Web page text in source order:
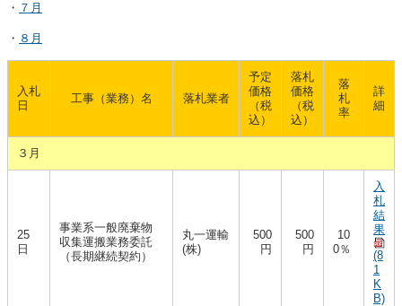
・ ７月
・ ８月
入札
日
工事（業務）名 落札業者
予定
価格
（税
込）
落札
価格
（税
込）
落
札
率
詳
細
３月
25
日
事業系一般廃棄物
収集運搬業務委託
（長期継続契約）
丸一運輸
(株)
500
円
500
円
10
0％
入
札
結
果
(8
1
K
B)